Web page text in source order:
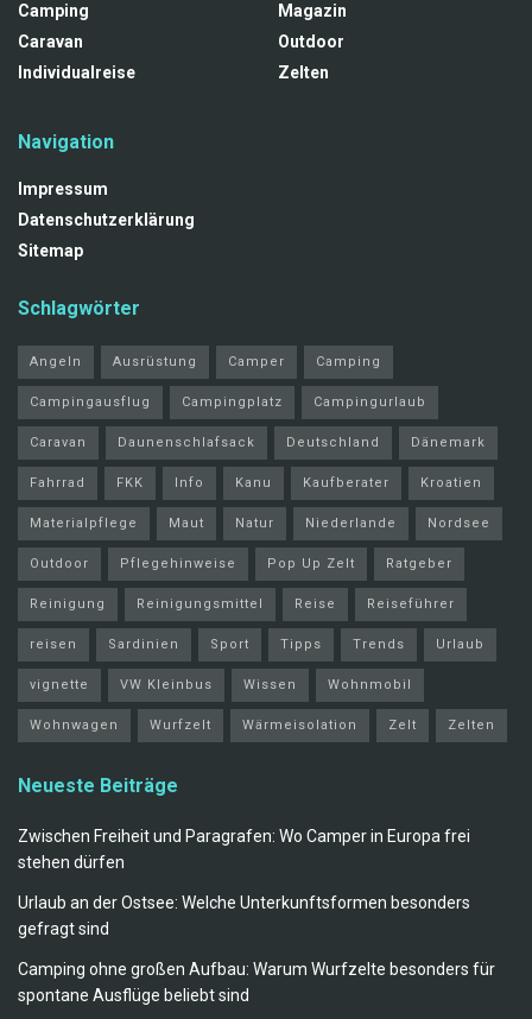
Camping
Caravan
Individualreise
Magazin
Outdoor
Zelten
Navigation
Impressum
Datenschutzerklärung
Sitemap
Schlagwörter
Angeln Ausrüstung Camper Camping
Campingausflug Campingplatz Campingurlaub
Caravan Daunenschlafsack Deutschland Dänemark
Fahrrad FKK Info Kanu Kaufberater Kroatien
Materialpflege Maut Natur Niederlande Nordsee
Outdoor Pflegehinweise Pop Up Zelt Ratgeber
Reinigung Reinigungsmittel Reise Reiseführer
reisen Sardinien Sport Tipps Trends Urlaub
vignette VW Kleinbus Wissen Wohnmobil
Wohnwagen Wurfzelt Wärmeisolation Zelt Zelten
Neueste Beiträge
Zwischen Freiheit und Paragrafen: Wo Camper in Europa frei
stehen dürfen
Urlaub an der Ostsee: Welche Unterkunftsformen besonders
gefragt sind
Camping ohne großen Aufbau: Warum Wurfzelte besonders für
spontane Ausflüge beliebt sind